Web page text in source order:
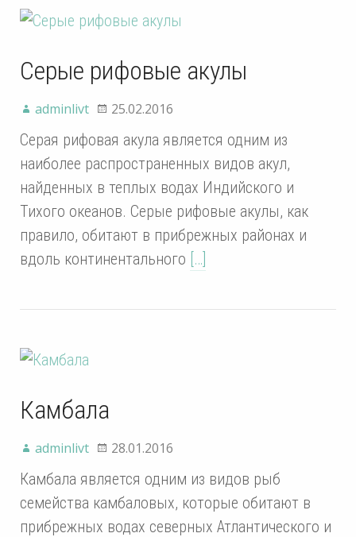
Серые рифовые акулы
adminlivt 25.02.2016
Серая рифовая акула является одним из
наиболее распространенных видов акул,
найденных в теплых водах Индийского и
Тихого океанов. Серые рифовые акулы, как
правило, обитают в прибрежных районах и
вдоль континентального […]
Камбала
adminlivt 28.01.2016
Камбала является одним из видов рыб
семейства камбаловых, которые обитают в
прибрежных водах северных Атлантического и